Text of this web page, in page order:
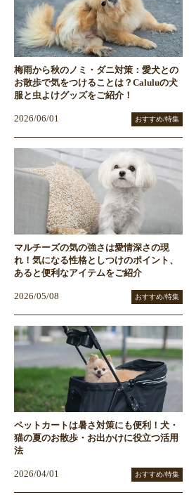
梅雨から秋のノミ・ダニ対策：愛犬との
お散歩で気をつけることは？Caluluの犬
服と虫よけグッズをご紹介！
2026/06/01 おすすめ/特集
マルチーズの気の強さは愛情深さの現
れ！気になる性格としつけのポイント、
あると便利なアイテムをご紹介
2026/05/08 おすすめ/特集
ペットカートは暑さ対策にも便利！犬・
猫の夏のお散歩・お出かけに役立つ活用
法
2026/04/01 おすすめ/特集